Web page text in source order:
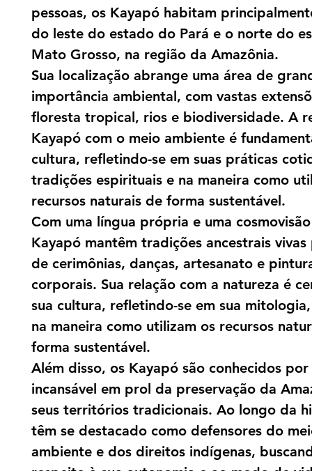
pessoas, os Kayapó habitam
do leste do estado do Pará e o norte do
Mato Grosso, na região da Amazônia.
Sua localização abrange uma área de
importância ambiental, com vastas
floresta tropical, rios e biodiversidade. A
Kayapó com o meio ambiente é
cultura, refletindo-se em suas práticas
tradições espirituais e na maneira como
recursos naturais de forma sustentável.
Com uma língua própria e uma
Kayapó mantêm tradições ancestrais
de cerimônias, danças, artesanato e
corporais. Sua relação com a natureza é
sua cultura, refletindo-se em sua
na maneira como utilizam os recursos
forma sustentável.
Além disso, os Kayapó são conhecidos
incansável em prol da preservação da
seus territórios tradicionais. Ao longo da
têm se destacado como defensores do
ambiente e dos direitos indígenas,